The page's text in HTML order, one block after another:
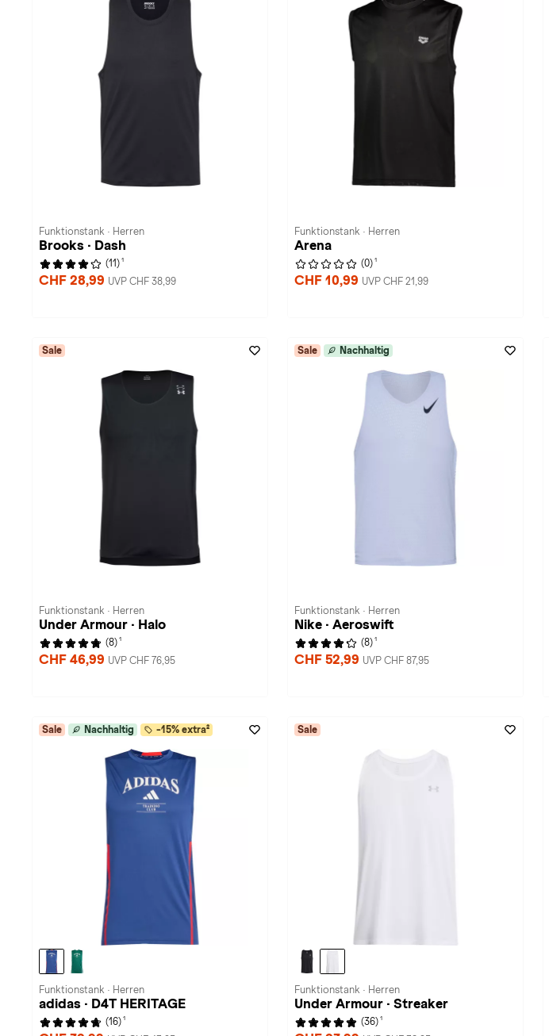
Funktionstank · Herren
Brooks · Dash
(11) 1
CHF 28,99 UVP CHF 38,99
Funktionstank · Herren
Arena
(0) 1
CHF 10,99 UVP CHF 21,99
Sale
Funktionstank · Herren
Under Armour · Halo
(8) 1
CHF 46,99 UVP CHF 76,95
Sale Nachhaltig
Funktionstank · Herren
Nike · Aeroswift
(8) 1
CHF 52,99 UVP CHF 87,95
Sale Nachhaltig -15% extra²
Funktionstank · Herren
adidas · D4T HERITAGE
(16) 1
Sale
Funktionstank · Herren
Under Armour · Streaker
(36) 1